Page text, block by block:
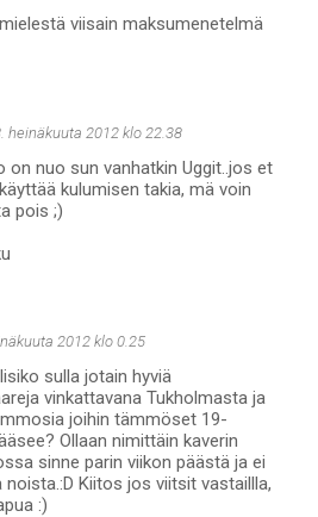
viisain maksumenetelmä
heinäkuuta 2012 klo 22.38
on nuo sun vanhatkin Uggit..jos et
kulumisen takia, mä voin
pois ;)
2012 klo 0.25
sulla jotain hyviä
vinkattavana Tukholmasta ja
joihin tämmöset 19-
Ollaan nimittäin kaverin
sinne parin viikon päästä ja ei
Kiitos jos viitsit vastaillla,
:)